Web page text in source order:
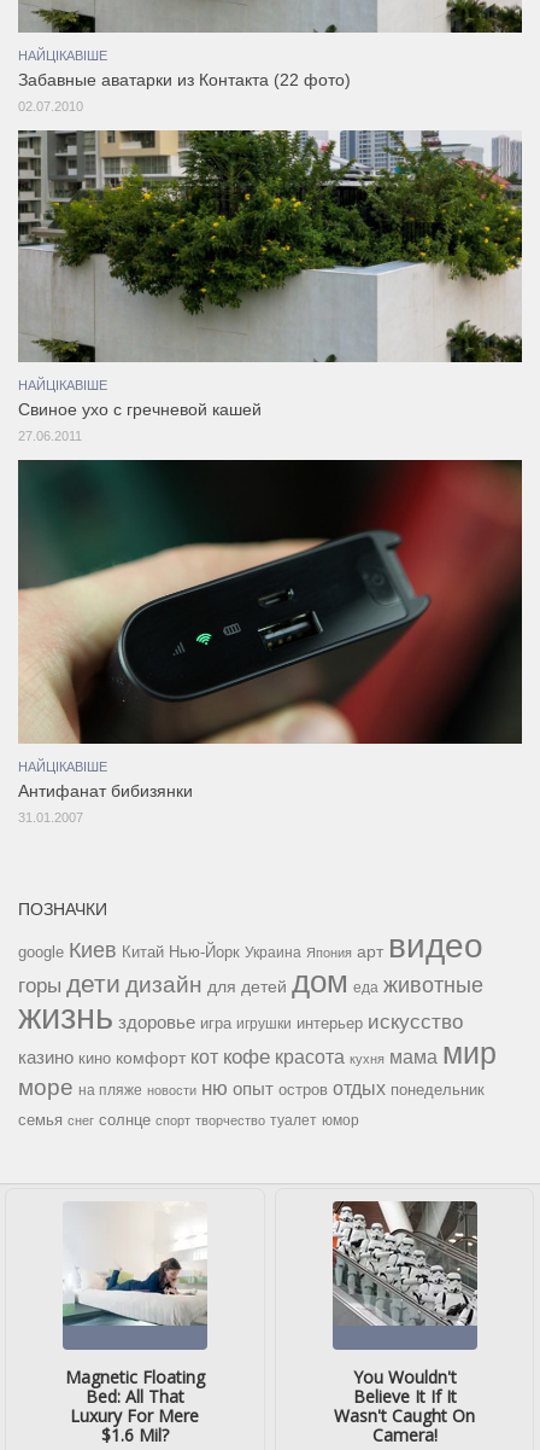
НАЙЦІКАВІШЕ
Забавные аватарки из Контакта (22 фото)
02.07.2010
НАЙЦІКАВІШЕ
Свиное ухо с гречневой кашей
27.06.2011
НАЙЦІКАВІШЕ
Антифанат бибизянки
31.01.2007
ПОЗНАЧКИ
google Киев Китай Нью-Йорк Украина Япония арт видео
горы дети дизайн для детей дом еда животные
жизнь здоровье игра игрушки интерьер искусство
казино кино комфорт кот кофе красота кухня мама мир
море на пляже новости ню опыт остров отдых понедельник
семья снег солнце спорт творчество туалет юмор